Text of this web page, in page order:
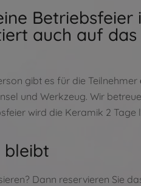
Betriebsfeier
auch auf
gibt es für die Teilnehmer
und Werkzeug. Wir
wird die Keramik 2 Tage
bleibt
Dann reservieren Sie